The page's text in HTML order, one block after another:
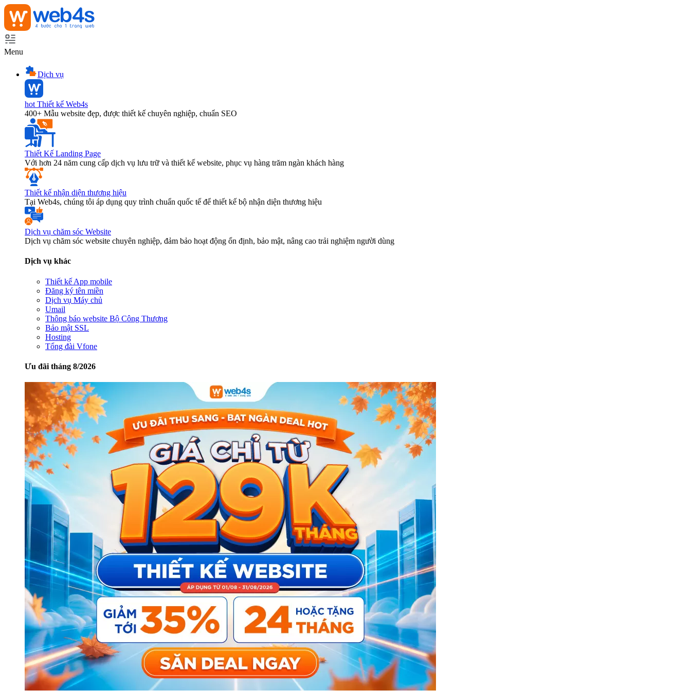
Menu
Dịch vụ
hot Thiết kế Web4s
400+ Mẫu website đẹp, được thiết kế chuyên nghiệp, chuẩn SEO
Thiết Kế Landing Page
Với hơn 24 năm cung cấp dịch vụ lưu trữ và thiết kế website, phục vụ hàng trăm ngàn khách hàng
Thiết kế nhận diện thương hiệu
Tại Web4s, chúng tôi áp dụng quy trình chuẩn quốc tế để thiết kế bộ nhận diện thương hiệu
Dịch vụ chăm sóc Website
Dịch vụ chăm sóc website chuyên nghiệp, đảm bảo hoạt động ổn định, bảo mật, nâng cao trải nghiệm người dùng
Dịch vụ khác
Thiết kế App mobile
Đăng ký tên miền
Dịch vụ Máy chủ
Umail
Thông báo website Bộ Công Thương
Bảo mật SSL
Hosting
Tổng đài Vfone
Ưu đãi tháng 8/2026